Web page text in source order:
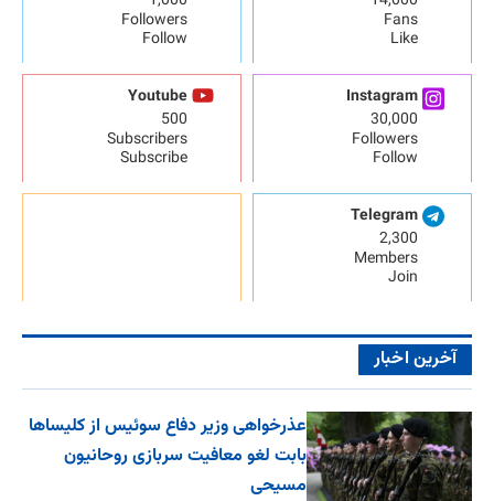
Fans
Like
Followers
Follow
Instagram
30,000
Followers
Follow
Youtube
500
Subscribers
Subscribe
Telegram
2,300
Members
Join
آخرین اخبار
عذرخواهی وزیر دفاع سوئیس از کلیساها
بابت لغو معافیت سربازی روحانیون
مسیحی